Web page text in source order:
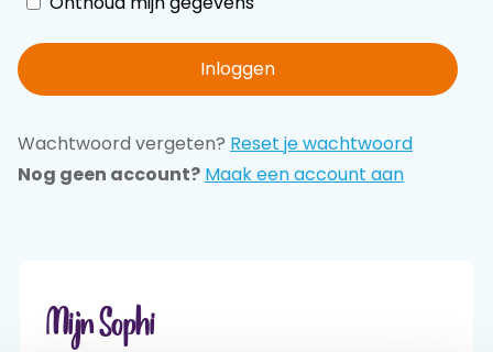
E-learnings
Themabijeenkomsten
Praat mee
Inloggen
Wachtwoord vergeten? Reset je wachtwoord
Nog geen account? Maak een account aan
Mijn Sophi